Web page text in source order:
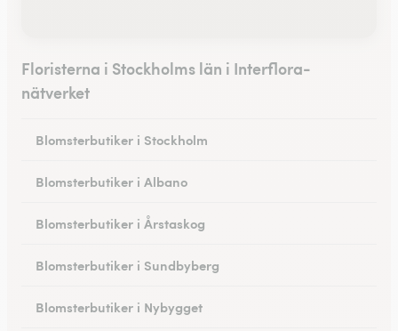
Floristerna i Stockholms län i Interflora-
nätverket
Blomsterbutiker i Stockholm
Blomsterbutiker i Albano
Blomsterbutiker i Årstaskog
Blomsterbutiker i Sundbyberg
Blomsterbutiker i Nybygget